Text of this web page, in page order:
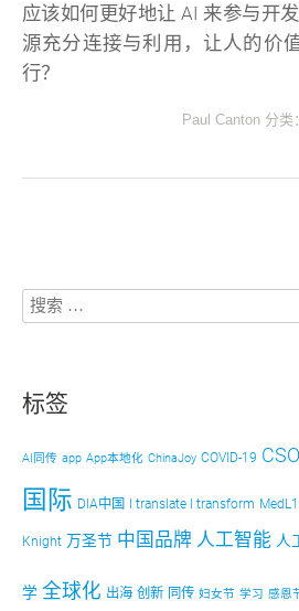
应该如何更好地让 AI 来参与开
源充分连接与利用，让人的价
行？
Paul Canton 分类
标签
AI同传 app App本地化 ChinaJoy COVID-19
国际 DIA中国 I translate I transform
Knight 万圣节 中国品牌 人工智能 人
学 全球化 出海 创新 同传 妇女节 学习 感恩